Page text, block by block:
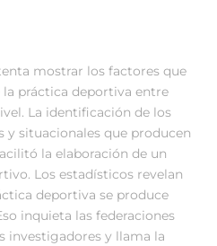
mostrar los factores que
práctica deportiva entre
La identificación de los
y situacionales que producen
la elaboración de un
Los estadísticos revelan
deportiva se produce
inquieta las federaciones
investigadores y llama la